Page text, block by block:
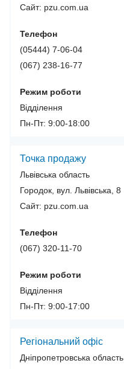
Сайт: pzu.com.ua
Телефон
(05444) 7-06-04
(067) 238-16-77
Режим роботи
Відділення
Пн-Пт: 9:00-18:00
Точка продажу
Львівська область
Городок, вул. Львівська, 8
Сайт: pzu.com.ua
Телефон
(067) 320-11-70
Режим роботи
Відділення
Пн-Пт: 9:00-17:00
Регіональний офіс
Дніпропетровська область